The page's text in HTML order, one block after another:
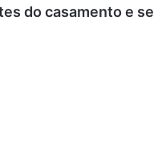
do casamento e se